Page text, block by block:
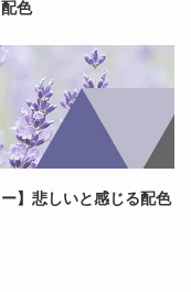
色
ー】悲しいと感じる配色